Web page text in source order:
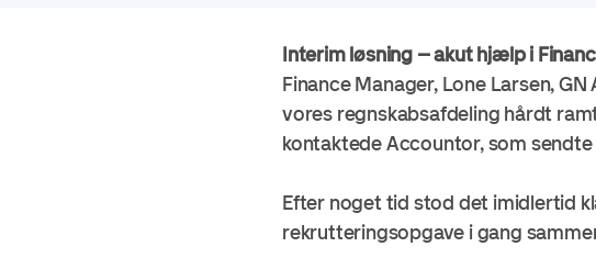
Interim løsning – akut hjælp i
Finance Manager, Lone Larsen,
vores regnskabsafdeling hårdt
kontaktede Accountor, som
Efter noget tid stod det imidlertid
rekrutteringsopgave i gang